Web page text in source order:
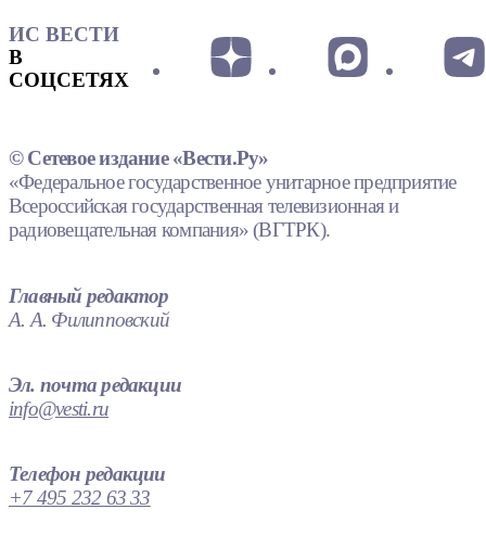
ИС ВЕСТИ
В
СОЦСЕТЯХ
© Сетевое издание «Вести.Ру»
«Федеральное государственное унитарное предприятие
Всероссийская государственная телевизионная и
радиовещательная компания» (ВГТРК).
Главный редактор
А. А. Филипповский
Эл. почта редакции
info@vesti.ru
Телефон редакции
+7 495 232 63 33